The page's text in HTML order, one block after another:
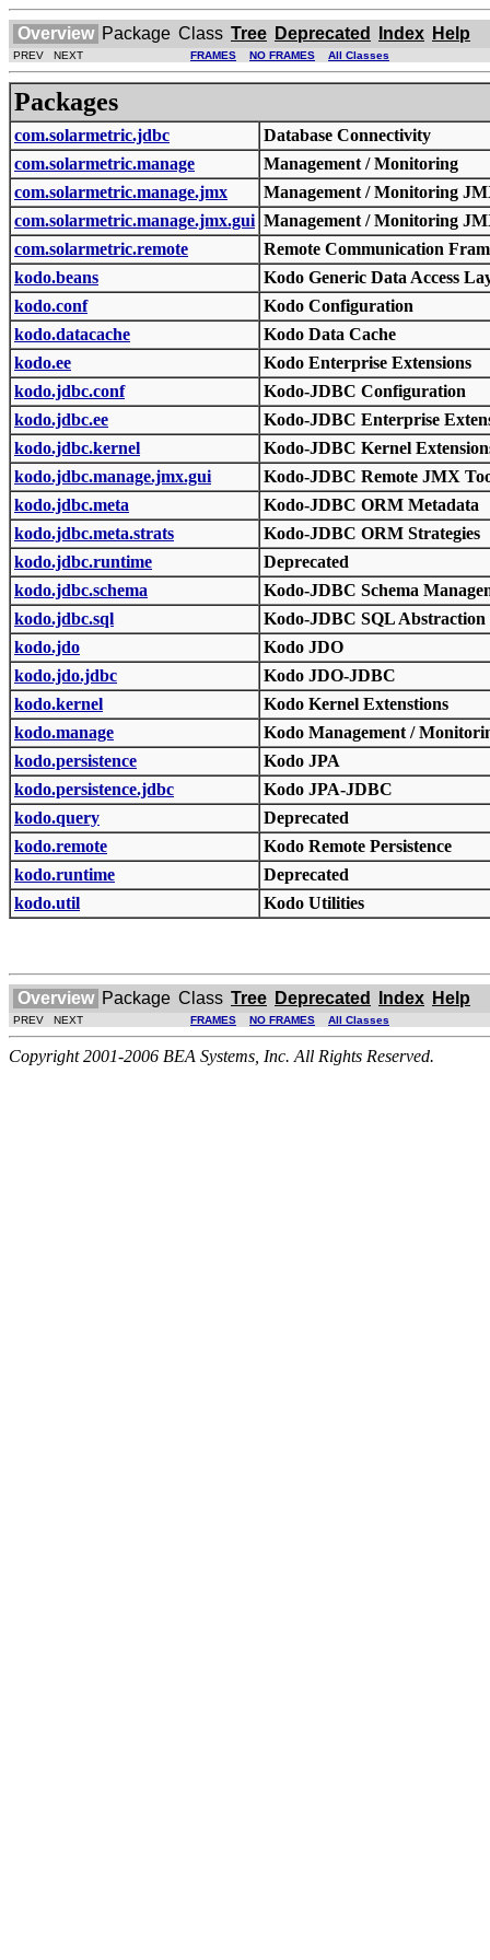
Overview Package Class Tree Deprecated Index Help
PREV NEXT FRAMES NO FRAMES All Classes
Packages
com.solarmetric.jdbc
Database Connectivity
com.solarmetric.manage
Management / Monitoring
com.solarmetric.manage.jmx
Management / Monitoring
com.solarmetric.manage.jmx.gui Management / Monitoring
com.solarmetric.remote
Remote Communication
kodo.beans
Kodo Generic Data Access
kodo.conf
Kodo Configuration
kodo.datacache
Kodo Data Cache
kodo.ee
Kodo Enterprise Extensions
kodo.jdbc.conf
Kodo-JDBC Configuration
kodo.jdbc.ee
Kodo-JDBC Enterprise
kodo.jdbc.kernel
Kodo-JDBC Kernel
kodo.jdbc.manage.jmx.gui
Kodo-JDBC Remote JMX
kodo.jdbc.meta
Kodo-JDBC ORM Metadata
kodo.jdbc.meta.strats
Kodo-JDBC ORM Strategies
kodo.jdbc.runtime
Deprecated
kodo.jdbc.schema
Kodo-JDBC Schema
kodo.jdbc.sql
Kodo-JDBC SQL Abstraction
kodo.jdo
Kodo JDO
kodo.jdo.jdbc
Kodo JDO-JDBC
kodo.kernel
Kodo Kernel Extenstions
kodo.manage
Kodo Management /
kodo.persistence
Kodo JPA
kodo.persistence.jdbc
Kodo JPA-JDBC
kodo.query
Deprecated
kodo.remote
Kodo Remote Persistence
kodo.runtime
Deprecated
kodo.util
Kodo Utilities
Overview Package Class Tree Deprecated Index Help
PREV NEXT FRAMES NO FRAMES All Classes
Copyright 2001-2006 BEA Systems, Inc. All Rights Reserved.